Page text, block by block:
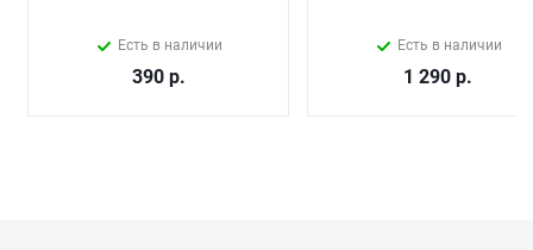
Есть в наличии
390р.
Есть в наличии
1 290 р.